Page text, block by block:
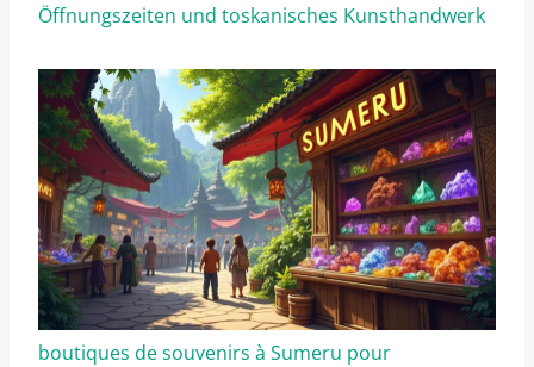
Öffnungszeiten und toskanisches Kunsthandwerk
boutiques de souvenirs à Sumeru pour